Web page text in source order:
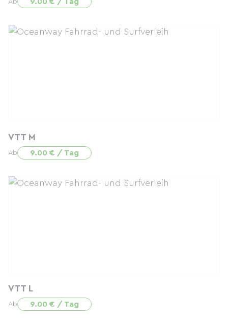
Ab
VTT M
Ab 9.00 € / Tag
VTT L
Ab 9.00 € / Tag